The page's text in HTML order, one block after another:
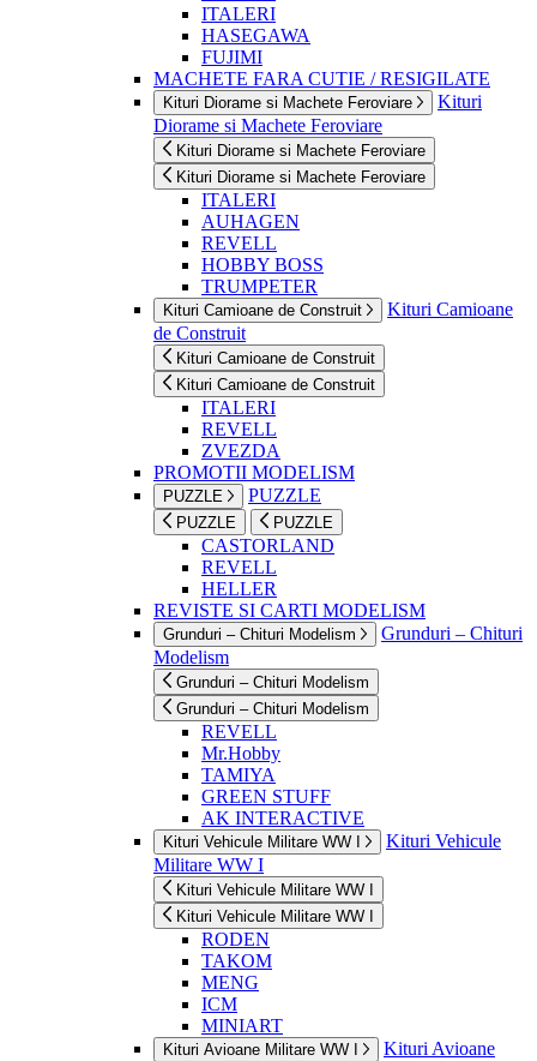
ITALERI
HASEGAWA
FUJIMI
MACHETE FARA CUTIE / RESIGILATE
Kituri Diorame si Machete Feroviare
Kituri
Diorame si Machete Feroviare
Kituri Diorame si Machete Feroviare
Kituri Diorame si Machete Feroviare
ITALERI
AUHAGEN
REVELL
HOBBY BOSS
TRUMPETER
Kituri Camioane de Construit
Kituri Camioane
de Construit
Kituri Camioane de Construit
Kituri Camioane de Construit
ITALERI
REVELL
ZVEZDA
PROMOTII MODELISM
PUZZLE PUZZLE
PUZZLE PUZZLE
CASTORLAND
REVELL
HELLER
REVISTE SI CARTI MODELISM
Grunduri – Chituri Modelism
Grunduri – Chituri
Modelism
Grunduri – Chituri Modelism
Grunduri – Chituri Modelism
REVELL
Mr.Hobby
TAMIYA
GREEN STUFF
AK INTERACTIVE
Kituri Vehicule Militare WW I
Kituri Vehicule
Militare WW I
Kituri Vehicule Militare WW I
Kituri Vehicule Militare WW I
RODEN
TAKOM
MENG
ICM
MINIART
Kituri Avioane Militare WW I
Kituri Avioane